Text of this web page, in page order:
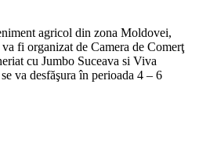
agricol din zona Moldovei,
fi organizat de Camera de Comerţ
cu Jumbo Suceava si Viva
va desfăşura în perioada 4 – 6